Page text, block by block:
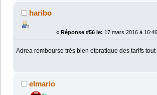
haribo
« Réponse #56 le: 17 mars 2016 à
Adrea rembourse très bien etpratique des tarifs
elmario